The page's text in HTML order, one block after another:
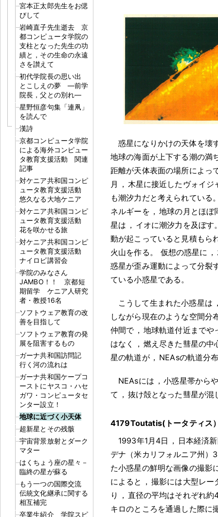
宮本正太郎先生をお偲
びして
岩崎直子先生逝去 京
都コンピュータ学院の
支柱となった先生の功
績と，その生命の永遠
さを讃えて
初代学院長の思い出
とこしえの夢 ―前学
院長，父との別れ―
星野恒彦句集「連凧」
を読んで
漢詩
京都コンピュータ学院
による海外コンピュー
タ教育支援活動 関連
記事
対ケニア共和国コンピ
ュータ教育支援活動
悠久なる大地ケニア
対ケニア共和国コンピ
ュータ教育支援活動
花を咲かせる旅
対ケニア共和国コンピ
ュータ教育支援活動
ナイロビ講習会
学院のみなさん
JAMBO！！ 京都短
期留学 ケニア人研究
者・教授16名
ソフトウェア教育の改
善を目指して
ソフトウェア教育の発
展を阻害するもの
ガーナ共和国訪問記
行く河の流れは
ガーナ共和国ケープコ
ーストにヤスコ・ハセ
ガワ・コンピュータセ
ンター設立！
地球に近づく小天体
超新星とその残骸
宇宙背景放射とダーク
マター
はくちょう座の星々－
臨終の星が蘇る
もう一つの国際交流
伝統文化継承に関する
相互補完
卒業生紹介 学院スピ
惑星になりかけの天体を壊
地球の海面が上下する潮の満
距離が天体表面の場所によっ
月 ， 木星に接近したヴォイジ
も潮汐力だと考えられている
ネルギーを ， 地球の月とほぼ
星は ， イオに潮汐力を及ぼす
動が起こっていると見積もら
火山を作る 。 仮想の惑星に ，
惑星が歪み運動によって分裂
ている小惑星である 。
こうして生まれた小惑星は
しながら現在のような空間分
仲間で ， 地球軌道付近までや
はなく
， 燃え尽きた彗星の中
星の軌道が ， NEAsの軌道分
NEAsには ， 小惑星帯から
て ， 抜け殻となった彗星が混
4179Toutatis(トータティス
1993年1月4日 ， 日本経済
デナ（米カリフォルニア州）
た小惑星の鮮明な画像の撮影
によると ， 撮影には大型レー
り
， 直径の平均はそれぞれ約
キロのところを通過した際に